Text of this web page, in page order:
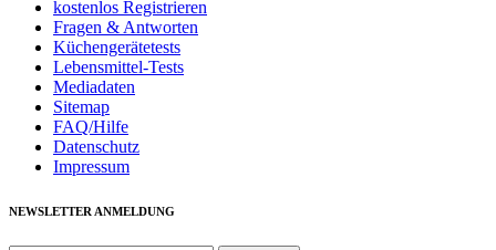
kostenlos Registrieren
Fragen & Antworten
Küchengerätetests
Lebensmittel-Tests
Mediadaten
Sitemap
FAQ/Hilfe
Datenschutz
Impressum
NEWSLETTER ANMELDUNG